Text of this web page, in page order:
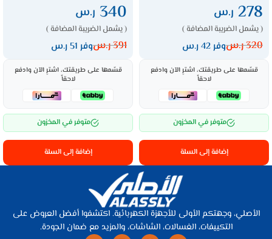
278 ر.س
( يشمل الضريبة المضافة )
320ر.سوفر 42 ر.س
قسّمها على طريقتك، اشترِ الآن وادفع
لاحقاً
متوفر في المخزون
إضافة إلى السلة
340 ر.س
( يشمل الضريبة المضافة )
391ر.سوفر 51 ر.س
قسّمها على طريقتك، اشترِ الآن وادفع
لاحقاً
متوفر في المخزون
إضافة إلى السلة
الأصلي، وجهتكم الأولى للأجهزة الكهربائية. اكتشفوا أفضل العروض على
التكييفات، الغسالات، الشاشات، والمزيد مع ضمان الجودة.